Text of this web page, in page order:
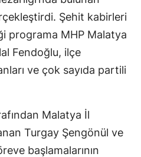
Şehit kabirleri
programa MHP Malatya
Fendoğlu, ilçe
ve çok sayıda partili
Malatya İl
Turgay Şengönül ve
başlamalarının